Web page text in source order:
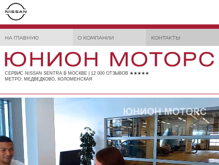
НА ГЛАВНУЮ О КОМПАНИИ КОНТАКТЫ
СЕРВИС NISSAN SENTRA В МОСКВЕ | 12 000 ОТЗЫВОВ ★★★★★
МЕТРО: МЕДВЕДКОВО, КОЛОМЕНСКАЯ